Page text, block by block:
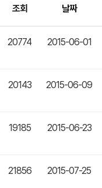
조회 날짜
20774 2015-06-01
20143 2015-06-09
19185 2015-06-23
21856 2015-07-25